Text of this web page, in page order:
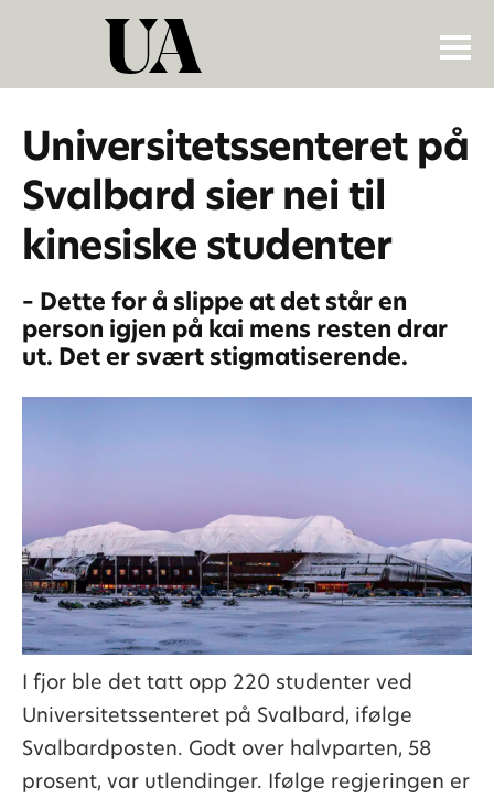
Universitetssenteret på
Svalbard sier nei til
kinesiske studenter
– Dette for å slippe at det står en
person igjen på kai mens resten drar
ut. Det er svært stigmatiserende.
I fjor ble det tatt opp 220 studenter ved
Universitetssenteret på Svalbard, ifølge
Svalbardposten. Godt over halvparten, 58
prosent, var utlendinger. Ifølge regjeringen er